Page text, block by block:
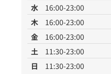
水
16:00-23:00
木
16:00-23:00
金
16:00-23:00
土
11:30-23:00
日
11:30-23:00